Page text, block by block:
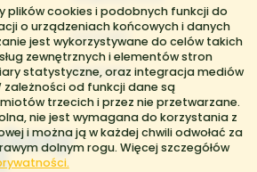
Kontakt
Regiony
plików cookies i podobnych funkcji do
o urządzeniach końcowych i danych
jest wykorzystywane do celów takich
zewnętrznych i elementów stron
statystyczne, oraz integracja mediów
zależności od funkcji dane są
trzecich i przez nie przetwarzane.
nie jest wymagana do korzystania z
i można ją w każdej chwili odwołać za
dolnym rogu. Więcej szczegółów